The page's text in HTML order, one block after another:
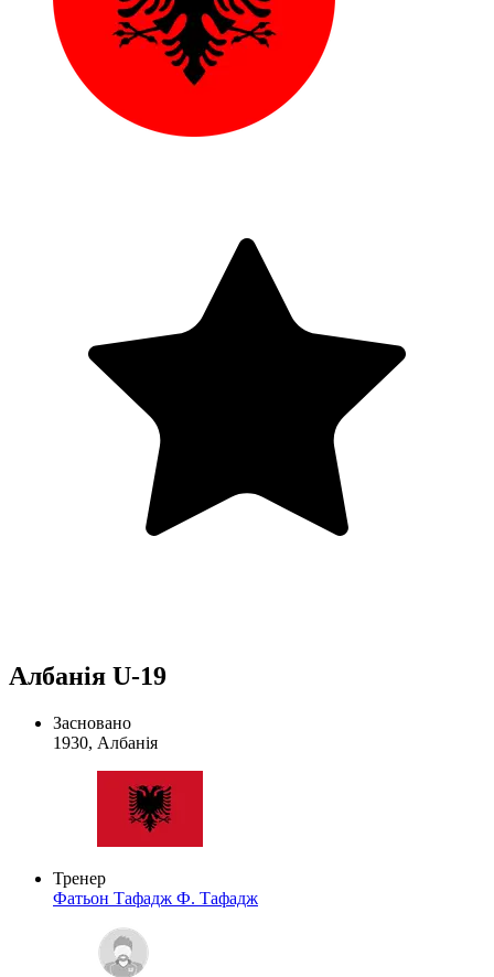
Албанія U-19
Засновано
1930, Албанія
Тренер
Фатьон Тафадж Ф. Тафадж